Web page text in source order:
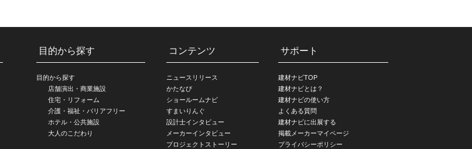
目的から探す
目的から探す
店舗演出・商業施設
住宅・リフォーム
介護・福祉・バリアフリー
ホテル・公共施設
大人のこだわり
コンテンツ
ニュースリリース
かたなび
ショールームナビ
すまいりんぐ
設計士インタビュー
メーカーインタビュー
プロジェクトストーリー
サポート
建材ナビTOP
建材ナビとは？
建材ナビの使い方
よくある質問
建材ナビに出展する
掲載メーカーマイページ
プライバシーポリシー